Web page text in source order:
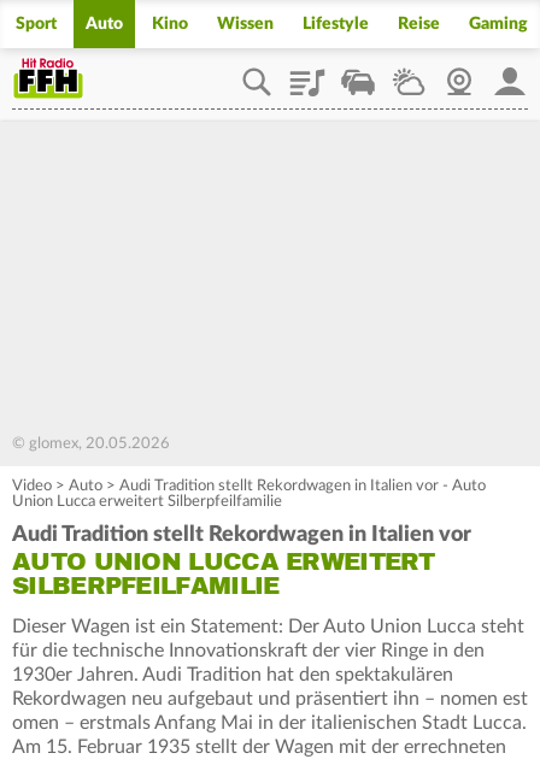
Sport Auto Kino Wissen Lifestyle Reise Gaming
PlaylistStaupilotWetterWebcam
© glomex, 20.05.2026
Video > Auto > Audi Tradition stellt Rekordwagen in Italien vor - Auto
Union Lucca erweitert Silberpfeilfamilie
Audi Tradition stellt Rekordwagen in Italien vor
AUTO UNION LUCCA ERWEITERT
SILBERPFEILFAMILIE
Dieser Wagen ist ein Statement: Der Auto Union Lucca steht
für die technische Innovationskraft der vier Ringe in den
1930er Jahren. Audi Tradition hat den spektakulären
Rekordwagen neu aufgebaut und präsentiert ihn – nomen est
omen – erstmals Anfang Mai in der italienischen Stadt Lucca.
Am 15. Februar 1935 stellt der Wagen mit der errechneten